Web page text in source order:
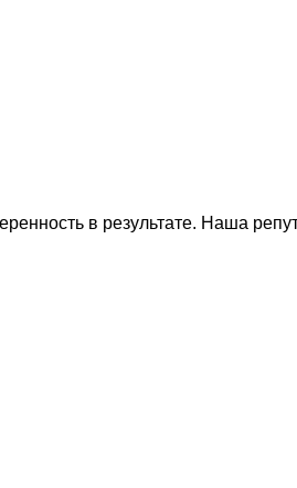
в результате. Наша